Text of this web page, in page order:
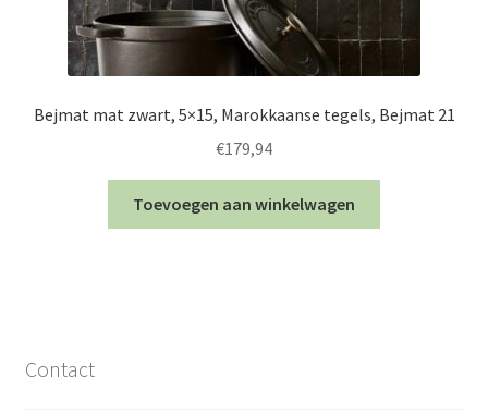
Bejmat mat zwart, 5×15, Marokkaanse tegels, Bejmat 21
€179,94
Toevoegen aan winkelwagen
Contact